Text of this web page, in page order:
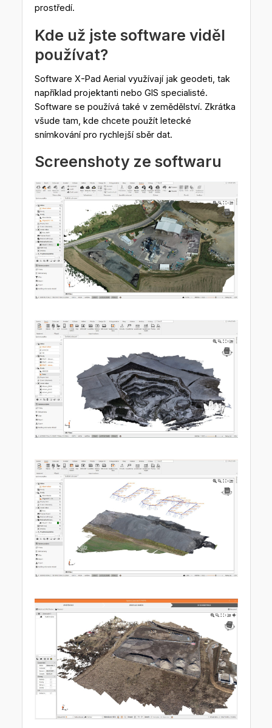
prostředí.
Kde už jste software viděl
používat?
Software X-Pad Aerial využívají jak geodeti, tak
například projektanti nebo GIS specialisté.
Software se používá také v zemědělství. Zkrátka
všude tam, kde chcete použít letecké
snímkování pro rychlejší sběr dat.
Screenshoty ze softwaru